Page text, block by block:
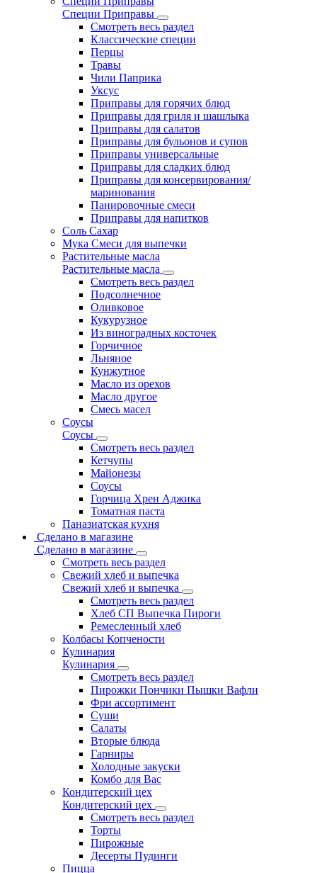
Специи Приправы
Смотреть весь раздел
Классические специи
Перцы
Травы
Чили Паприка
Уксус
Приправы для горячих блюд
Приправы для гриля и шашлыка
Приправы для салатов
Приправы для бульонов и супов
Приправы универсальные
Приправы для сладких блюд
Приправы для консервирования/
маринования
Панировочные смеси
Приправы для напитков
Соль Сахар
Мука Смеси для выпечки
Растительные масла
Растительные масла
Смотреть весь раздел
Подсолнечное
Оливковое
Кукурузное
Из виноградных косточек
Горчичное
Льняное
Кунжутное
Масло из орехов
Масло другое
Смесь масел
Соусы
Соусы
Смотреть весь раздел
Кетчупы
Майонезы
Соусы
Горчица Хрен Аджика
Томатная паста
Паназиатская кухня
Сделано в магазине
Сделано в магазине
Смотреть весь раздел
Свежий хлеб и выпечка
Свежий хлеб и выпечка
Смотреть весь раздел
Хлеб СП Выпечка Пироги
Ремесленный хлеб
Колбасы Копчености
Кулинария
Кулинария
Смотреть весь раздел
Пирожки Пончики Пышки Вафли
Фри ассортимент
Суши
Салаты
Вторые блюда
Гарниры
Холодные закуски
Комбо для Вас
Кондитерский цех
Кондитерский цех
Смотреть весь раздел
Торты
Пирожные
Десерты Пудинги
Пицца